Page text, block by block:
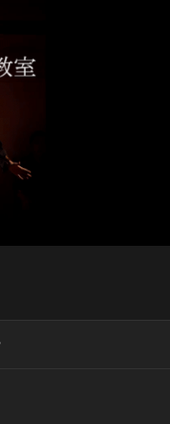
室 ESTUDIO
ります。